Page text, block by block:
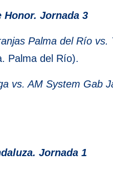
Jornada 3
Palma del Río
Palma del Río).
vs. AM System Gab
Jornada 1